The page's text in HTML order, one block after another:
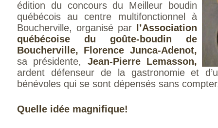
édition du concours du Meilleur boudin
québécois au centre multifonctionnel à
Boucherville, organisé par
l’Association
québécoise du goûte-boudin de
Boucherville, Florence Junca-Adenot,
sa présidente,
Jean-Pierre Lemasson,
ardent défenseur de la gastronomie et
bénévoles qui se sont dépensés sans
Quelle idée magnifique!